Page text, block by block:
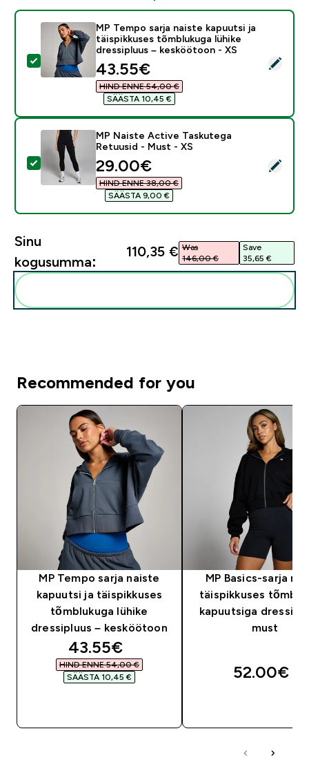
Vali see toode - MP Tempo sarja naiste kapuutsi ja
MP Tempo sarja naiste kapuutsi ja
täispikkuses tõmblukuga lühike
dressipluus – kesköötoon - XS
discounted price
43.55€‎
HIND ENNE 54,00 €‎
SÄÄSTA 10,45 €‎
Vali see toode - MP Naiste Active Taskutega
MP Naiste Active Taskutega
Retuusid - Must - XS
discounted price
29.00€‎
HIND ENNE 38,00 €‎
SÄÄSTA 9,00 €‎
Sinu
kogusumma:
110,35 €‎ Was
146,00 €‎
Save
35,65 €‎
Recommended for you
MP Tempo sarja naiste
kapuutsi ja täispikkuses
tõmblukuga lühike
dressipluus – kesköötoon
discounted price
43.55€‎
HIND ENNE 54,00 €‎
SÄÄSTA 10,45 €‎
MP Basics-sarja
täispikkuses
kapuutsiga
must
52.00€‎